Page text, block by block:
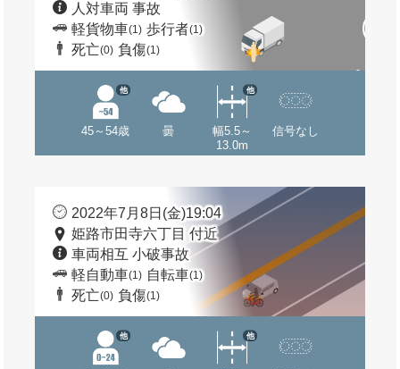
人対車両 事故
軽貨物車(1) 歩行者(1)
死亡(0) 負傷(1)
45～54歳
他
曇
幅5.5～
13.0m
他
信号なし
2022年7月8日(金)19:04
姫路市田寺六丁目 付近
車両相互 小破事故
軽自動車(1) 自転車(1)
死亡(0) 負傷(1)
他 他